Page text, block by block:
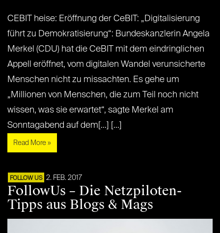
CEBIT heise: Eröffnung der CeBIT: „Digitalisierung
führt zu Demokratisierung“: Bundeskanzlerin Angela
Merkel (CDU) hat die CeBIT mit dem eindringlichen
Appell eröffnet, vom digitalen Wandel verunsicherte
Menschen nicht zu missachten. Es gehe um
„Millionen von Menschen, die zum Teil noch nicht
wissen, was sie erwartet“, sagte Merkel am
Sonntagabend auf dem[...] [...]
Read More »
FOLLOW US 2. FEB. 2017
FollowUs – Die Netzpiloten-
Tipps aus Blogs & Mags